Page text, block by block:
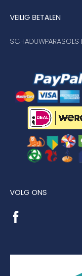
VEILIG BETALEN
SCHADUWPARASOLS
VOLG ONS